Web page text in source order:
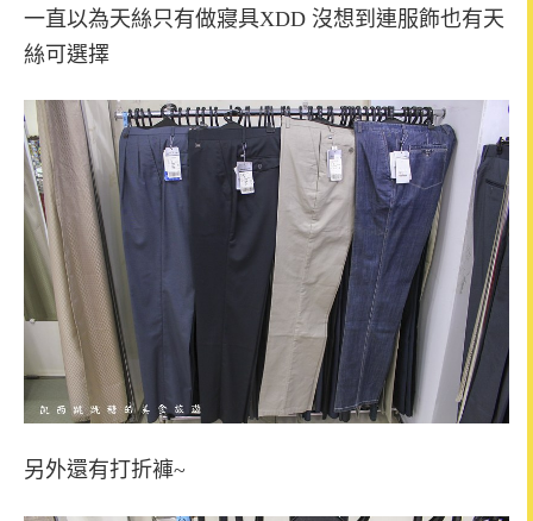
一直以為天絲只有做寢具XDD 沒想到連服飾也有天
絲可選擇
另外還有打折褲~